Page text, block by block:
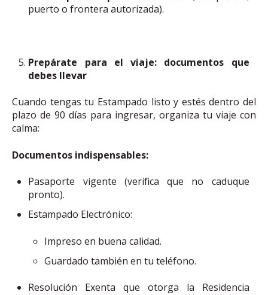
puerto o frontera autorizada).
Prepárate para el viaje: documentos que
debes llevar
Cuando tengas tu Estampado listo y estés dentro del
plazo de 90 días para ingresar, organiza tu viaje con
calma:
Documentos indispensables:
Pasaporte vigente (verifica que no caduque
pronto).
Estampado Electrónico:
Impreso en buena calidad.
Guardado también en tu teléfono.
Resolución Exenta que otorga la Residencia